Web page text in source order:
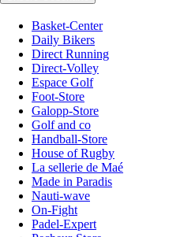
Basket-Center
Daily Bikers
Direct Running
Direct-Volley
Espace Golf
Foot-Store
Galopp-Store
Golf and co
Handball-Store
House of Rugby
La sellerie de Maé
Made in Paradis
Nauti-wave
On-Fight
Padel-Expert